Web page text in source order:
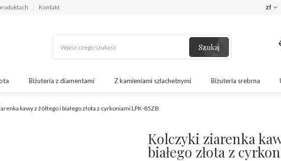
Kontakt zł
Szukaj
Biżuteria z diamentami Z kamieniami szlachetnymi Biżuteria srebrna
kawy z żółtego i białego złota z cyrkoniami LPK-85ZB
Kolczyki ziarenka
białego złota z